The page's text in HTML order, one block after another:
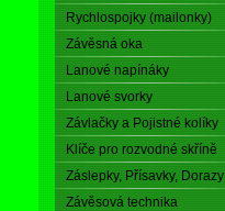
Rychlospojky (mailonky)
Závěsná oka
Lanové napínáky
Lanové svorky
Závlačky a Pojistné kolíky
Klíče pro rozvodné skříně
Záslepky, Přísavky, Dorazy
Závěsová technika